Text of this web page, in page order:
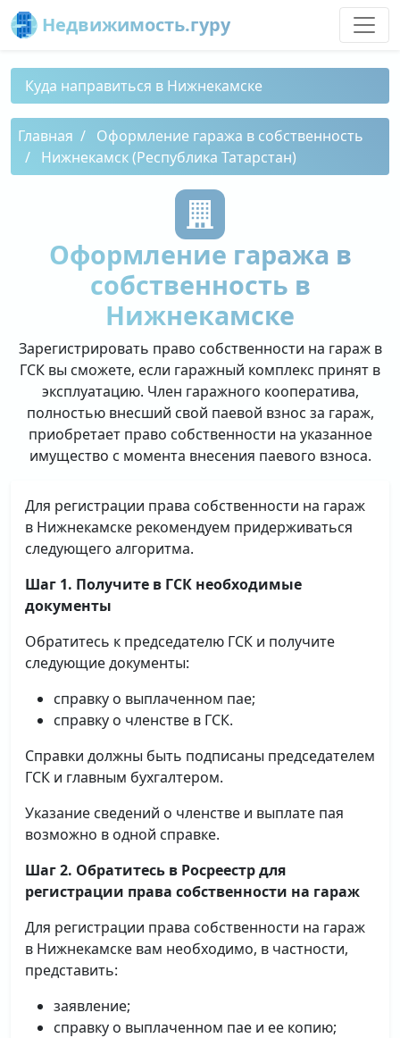
Недвижимость.гуру
Куда направиться в Нижнекамске
Главная
Оформление гаража в собственность
Нижнекамск (Республика Татарстан)
Оформление гаража в
собственность в
Нижнекамске
Зарегистрировать право собственности на гараж в
ГСК вы сможете, если гаражный комплекс принят в
эксплуатацию. Член гаражного кооператива,
полностью внесший свой паевой взнос за гараж,
приобретает право собственности на указанное
имущество с момента внесения паевого взноса.
Для регистрации права собственности на гараж
в Нижнекамске рекомендуем придерживаться
следующего алгоритма.
Шаг 1. Получите в ГСК необходимые
документы
Обратитесь к председателю ГСК и получите
следующие документы:
справку о выплаченном пае;
справку о членстве в ГСК.
Справки должны быть подписаны председателем
ГСК и главным бухгалтером.
Указание сведений о членстве и выплате пая
возможно в одной справке.
Шаг 2. Обратитесь в Росреестр для
регистрации права собственности на гараж
Для регистрации права собственности на гараж
в Нижнекамске вам необходимо, в частности,
представить:
заявление;
справку о выплаченном пае и ее копию;